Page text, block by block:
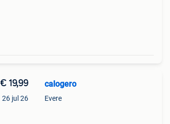
€ 19,99
26 jul 26
calogero
Evere